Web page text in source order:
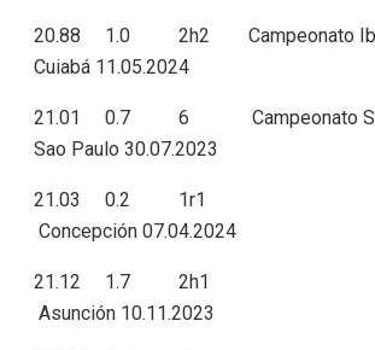
20.88 1.0 2h2 Campeonato
Cuiabá 11.05.2024
21.01 0.7 6 Campeonato
Sao Paulo 30.07.2023
21.03 0.2
Concepción 07.04.2024
21.12 1.7
Asunción 10.11.2023